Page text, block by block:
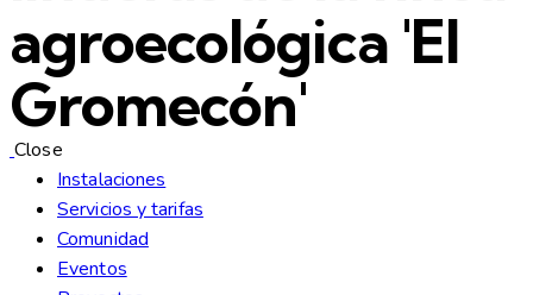
agroecológica 'El
Gromecón'
Close
Instalaciones
Servicios y tarifas
Comunidad
Eventos